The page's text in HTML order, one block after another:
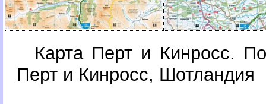
Карта Перт и Кинросс.
Перт и Кинросс, Шотландия